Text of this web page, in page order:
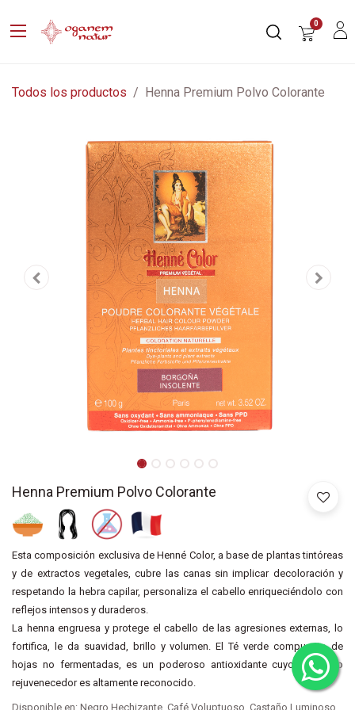
0
Todos los productos Henna Premium Polvo Colorante
Henna Premium Polvo Colorante
Esta composición exclusiva de Henné Color, a base de plantas tintóreas
y de extractos vegetales, cubre las canas sin implicar decoloración y
respetando la hebra capilar, personaliza el cabello enriqueciéndolo con
reflejos intensos y duraderos.
La henna engruesa y protege el cabello de las agresiones externas, lo
fortifica, le da suavidad, brillo y volumen. El Té verde compuesto de
hojas no fermentadas, es un poderoso antioxidante cuyo resultado
rejuvenecedor es altamente reconocido.
Disponible en: Negro Hechizante, Café Voluptuoso, Castaño Luminoso,